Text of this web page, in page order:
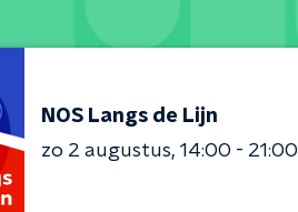
NOS Langs de Lijn
zo 2 augustus 14:00 - 21:00